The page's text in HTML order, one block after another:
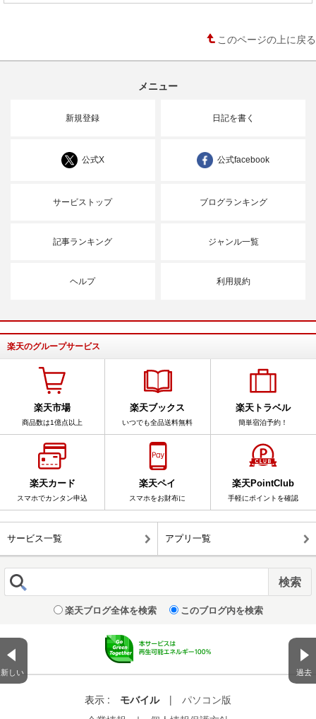
新しい 過去
このページの上に戻る
メニュー
新規登録 日記を書く
公式X 公式facebook
サービストップ ブログランキング
記事ランキング ジャンル一覧
ヘルプ 利用規約
楽天のグループサービス
楽天市場
商品数は1億点以上
楽天ブックス
いつでも全品送料無料
楽天トラベル
簡単宿泊予約！
楽天カード
スマホでカンタン申込
楽天ペイ
スマホをお財布に
楽天PointClub
手軽にポイントを確認
サービス一覧 アプリ一覧
楽天ブログ全体を検索 このブログ内を検索
表示 : モバイル |
パソコン版